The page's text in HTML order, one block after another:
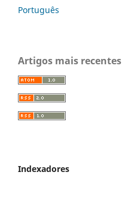
Português
Artigos mais recentes
Indexadores